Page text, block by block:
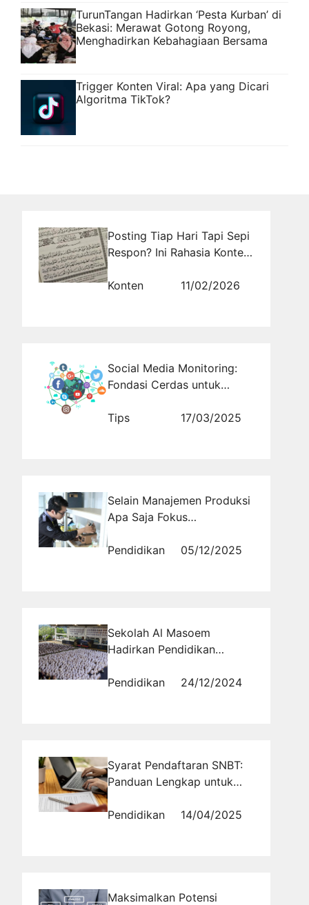
TurunTangan Hadirkan ‘Pesta Kurban’ di
Bekasi: Merawat Gotong Royong,
Menghadirkan Kebahagiaan Bersama
Trigger Konten Viral: Apa yang Dicari
Algoritma TikTok?
Posting Tiap Hari Tapi Sepi
Respon? Ini Rahasia Konten
Bisnismu Dilirik!
Konten 11/02/2026
Social Media Monitoring:
Fondasi Cerdas untuk
Tips
17/03/2025
Selain Manajemen Produksi
Apa Saja Fokus
Teknik Industri?
Pendidikan 05/12/2025
Sekolah Al Masoem
Hadirkan Pendidikan
Pendidikan
24/12/2024
Syarat Pendaftaran SNBT:
Panduan Lengkap untuk
Pendidikan
14/04/2025
Maksimalkan Potensi